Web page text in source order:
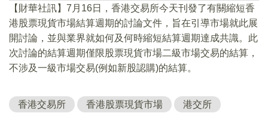
【財華社訊】7月16日，香港交易所今天刊發了有關縮短香
港股票現貨市場結算週期的討論文件，旨在引導市場就此展
開討論，並與業界就如何及何時縮短結算週期達成共識。此
次討論的結算週期僅限股票現貨市場二級市場交易的結算，
不涉及一級市場交易(例如新股認購)的結算。
香港交易所 香港股票現貨市場 港交所